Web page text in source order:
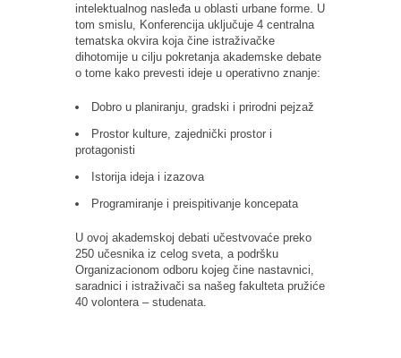
intelektualnog nasleđa u oblasti urbane forme. U
tom smislu, Konferencija uključuje 4 centralna
tematska okvira koja čine istraživačke
dihotomije u cilju pokretanja akademske debate
o tome kako prevesti ideje u operativno znanje:
Dobro u planiranju, gradski i prirodni pejzaž
Prostor kulture, zajednički prostor i
protagonisti
Istorija ideja i izazova
Programiranje i preispitivanje koncepata
U ovoj akademskoj debati učestvovaće preko
250 učesnika iz celog sveta, a podršku
Organizacionom odboru kojeg čine nastavnici,
saradnici i istraživači sa našeg fakulteta pružiće
40 volontera – studenata.